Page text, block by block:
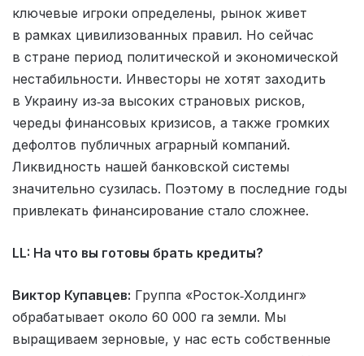
ключевые игроки определены, рынок живет
в рамках цивилизованных правил. Но сейчас
в стране период политической и экономической
нестабильности. Инвесторы не хотят заходить
в Украину из‑за высоких страновых рисков,
череды финансовых кризисов, а также громких
дефолтов публичных аграрный компаний.
Ликвидность нашей банковской системы
значительно сузилась. Поэтому в последние годы
привлекать финансирование стало сложнее.
LL: На что вы готовы брать кредиты?
Виктор Купавцев: Группа «Росток‑Холдинг»
обрабатывает около 60 000 га земли. Мы
выращиваем зерновые, у нас есть собственные